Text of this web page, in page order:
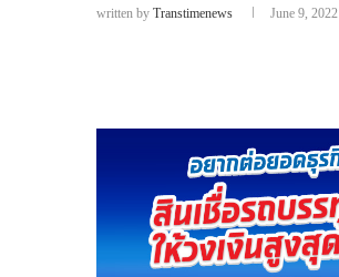
written by Transtimenews June 9, 2022